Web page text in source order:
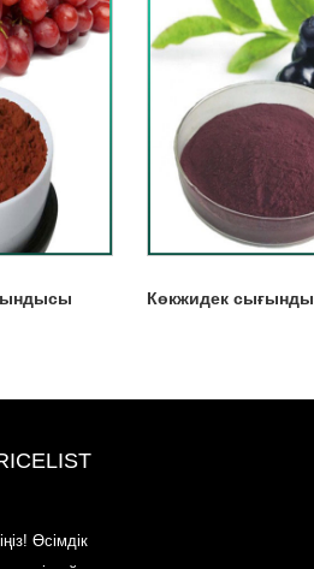
Көкжидек
Өсімдік